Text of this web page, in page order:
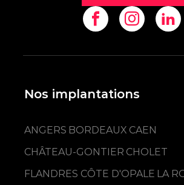
Nos implantations
ANGERS BORDEAUX CAEN
CHÂTEAU-GONTIER CHOLET
FLANDRES CÔTE D'OPALE LA